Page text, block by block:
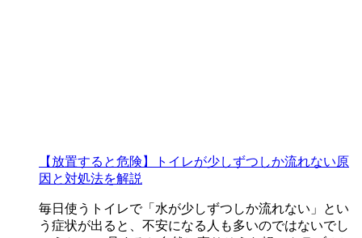
【放置すると危険】トイレが少しずつしか流れない原
因と対処法を解説
毎日使うトイレで「水が少しずつしか流れない」とい
う症状が出ると、不安になる人も多いのではないでし